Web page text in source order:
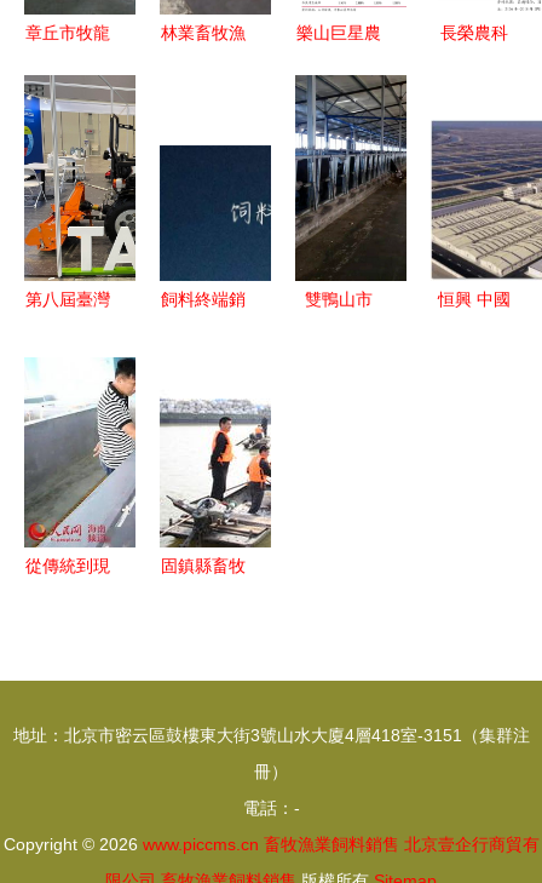
章丘市牧龍
牧漁業飼料
銷售的卓越
伙伴
林業畜牧漁
情防控工
牧漁業飼料
樂山巨星農
公司關于
2025年12
月對外擔保
情況的公告
長榮農科
售業務提供
擔保的公告
第八屆臺灣
及漁業展移
師臺南 聚
焦畜牧漁業
飼料銷售，
95%參展商
滿意度彰顯
飼料終端銷
實踐與創新
雙鴨山市
恒興 中國
從傳統到現
遇
固鎮縣畜牧
衡與飼料銷
地址：北京市密云區鼓樓東大街3號山水大廈4層418室-3151（集群注
冊）
電話：-
Copyright © 2026 www.piccms.cn 畜牧漁業飼料銷售 北京壹企行商貿有